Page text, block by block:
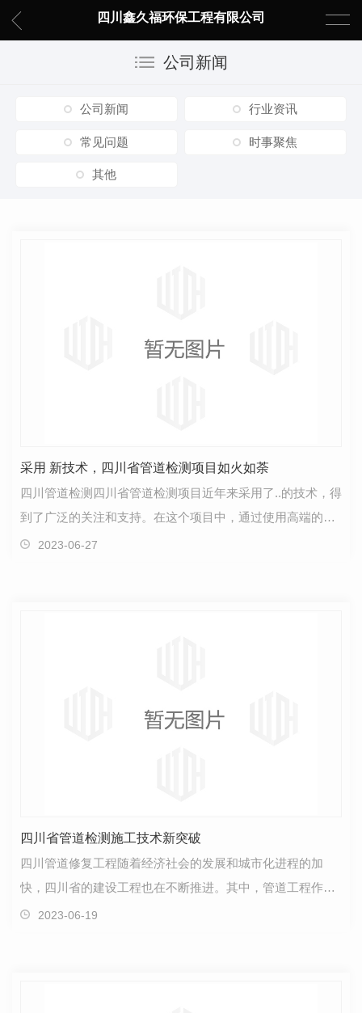
四川鑫久福环保工程有限公司
公司新闻
公司新闻 行业资讯
常见问题 时事聚焦
其他
采用 新技术，四川省管道检测项目如火如荼
四川管道检测四川省管道检测项目近年来采用了..的技术，得
到了广泛的关注和支持。在这个项目中，通过使用高端的设
备和..的技术手段，可以更加准确地检测管道的完整…
2023-06-27
四川省管道检测施工技术新突破
四川管道修复工程随着经济社会的发展和城市化进程的加
快，四川省的建设工程也在不断推进。其中，管道工程作为
城市基础设施的重要组成部分，对于保障城市正常运转和…
2023-06-19